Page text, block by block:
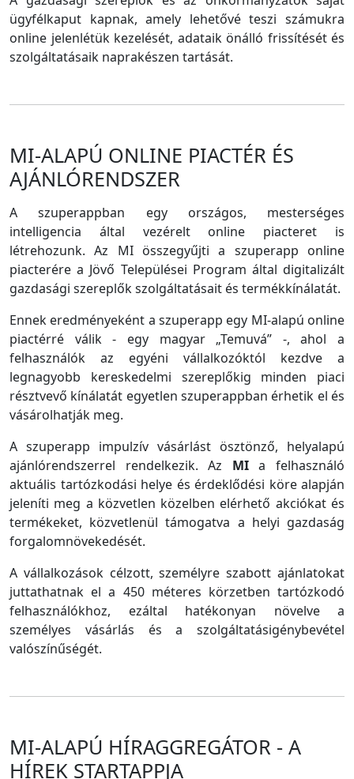
ügyfélkaput kapnak, amely lehetővé teszi számukra
online jelenlétük kezelését, adataik önálló frissítését és
szolgáltatásaik naprakészen tartását.
MI-ALAPÚ ONLINE PIACTÉR ÉS
AJÁNLÓRENDSZER
A szuperappban egy országos, mesterséges
intelligencia által vezérelt online piacteret is
létrehozunk. Az MI összegyűjti a szuperapp online
piacterére a Jövő Települései Program által digitalizált
gazdasági szereplők szolgáltatásait és termékkínálatát.
Ennek eredményeként a szuperapp egy MI-alapú online
piactérré válik - egy magyar „Temuvá” -, ahol a
felhasználók az egyéni vállalkozóktól kezdve a
legnagyobb kereskedelmi szereplőkig minden piaci
résztvevő kínálatát egyetlen szuperappban érhetik el és
vásárolhatják meg.
A szuperapp impulzív vásárlást ösztönző, helyalapú
ajánlórendszerrel rendelkezik. Az MIa felhasználó
aktuális tartózkodási helye és érdeklődési köre alapján
jeleníti meg a közvetlen közelben elérhető akciókat és
termékeket, közvetlenül támogatva a helyi gazdaság
forgalomnövekedését.
A vállalkozások célzott, személyre szabott ajánlatokat
juttathatnak el a 450 méteres körzetben tartózkodó
felhasználókhoz, ezáltal hatékonyan növelve a
személyes vásárlás és a szolgáltatásigénybevétel
valószínűségét.
MI-ALAPÚ HÍRAGGREGÁTOR - A
HÍREK STARTAPPJA